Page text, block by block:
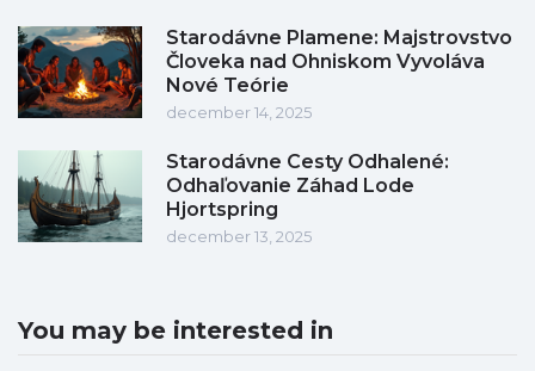
Starodávne Plamene: Majstrovstvo
Človeka nad Ohniskom Vyvoláva
Nové Teórie
december 14, 2025
Starodávne Cesty Odhalené:
Odhaľovanie Záhad Lode
Hjortspring
december 13, 2025
You may be interested in